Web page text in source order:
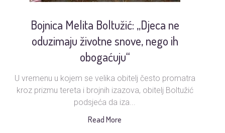
Bojnica Melita Boltužić: „Djeca ne
oduzimaju životne snove, nego ih
obogaćuju“
U vremenu u kojem se velika obitelj često promatra
kroz prizmu tereta i brojnih izazova, obitelj Boltužić
podsjeća da iza...
Read More